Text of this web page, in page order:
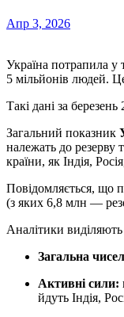
Апр 3, 2026
Україна потрапила
5 мільйонів людей. Це
Такі дані за
Загальний показник
належать до резерву
країни, як Індія,
Повідомляється, що
(з яких 6,8 млн —
Аналітики виділяють
Загальна
Активні сили:
йдуть Індія,